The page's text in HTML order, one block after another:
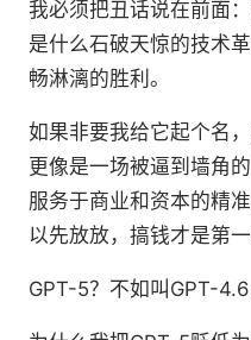
我必须把丑话说在前面
是什么石破天惊的技术
畅淋漓的胜利。
如果非要我给它起个名
更像是一场被逼到墙角的
服务于商业和资本的精
以先放放，搞钱才是第一
GPT-5？不如叫GPT-